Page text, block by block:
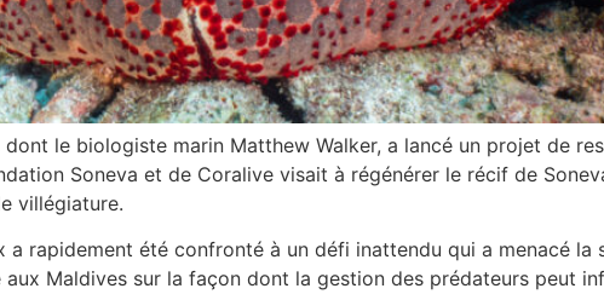
le biologiste marin Matthew Walker, a lancé un projet de
Soneva et de Coralive visait à régénérer le récif de
villégiature.
rapidement été confronté à un défi inattendu qui a menacé la
Maldives sur la façon dont la gestion des prédateurs peut